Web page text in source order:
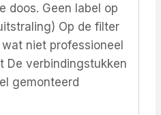
doos. Geen label op
Op de filter
niet professioneel
De verbindingstukken
gemonteerd